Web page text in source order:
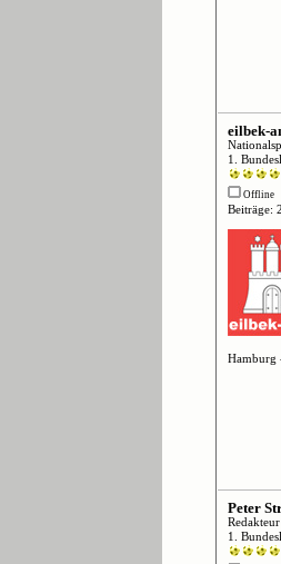
eilbek-
1.
Offline
Beiträge:
Hamburg
Peter
Redakteur
1.